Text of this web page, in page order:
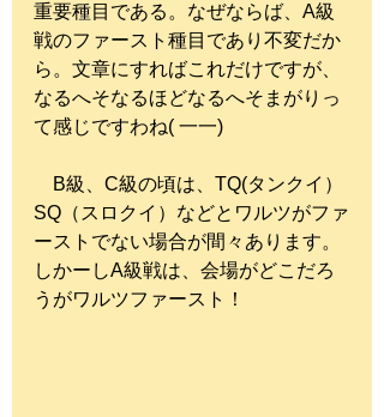
重要種目である。なぜならば、A級
戦のファースト種目であり不変だか
ら。文章にすればこれだけですが、
なるへそなるほどなるへそまがりっ
て感じですわね( 一一)
B級、C級の頃は、TQ(タンクイ）
SQ（スロクイ）などとワルツがファ
ーストでない場合が間々あります。
しかーしA級戦は、会場がどこだろ
うがワルツファースト！